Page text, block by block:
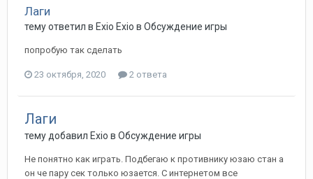
Лаги
тему ответил в Exio Exio в Обсуждение игры
попробую так сделать
23 октября, 2020 2 ответа
Лаги
тему добавил Exio в Обсуждение игры
Не понятно как играть. Подбегаю к противнику юзаю стан а
он че пару сек только юзается. С интернетом все